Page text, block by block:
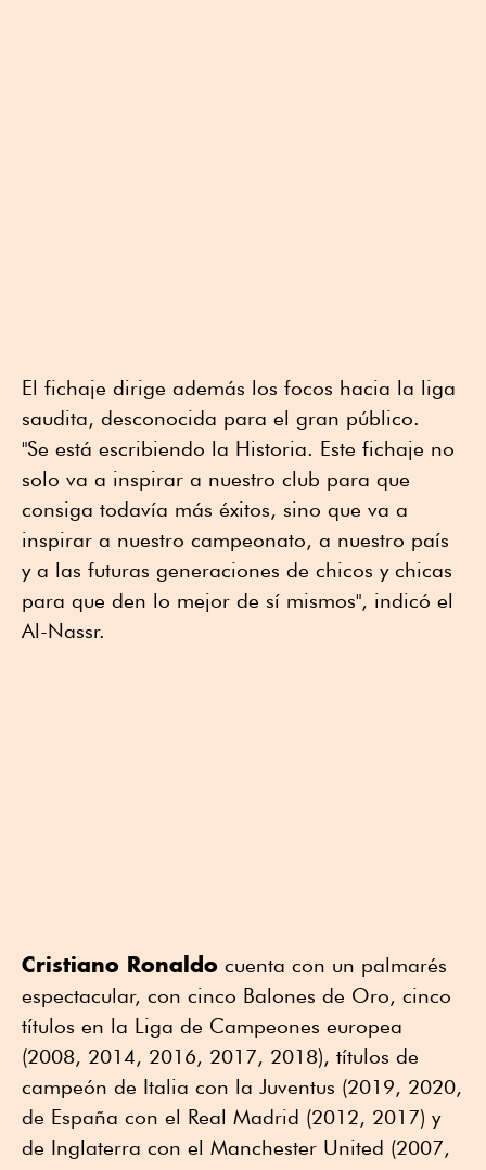
El fichaje dirige además los focos hacia la liga
saudita, desconocida para el gran público.
"Se está escribiendo la Historia. Este fichaje no
solo va a inspirar a nuestro club para que
consiga todavía más éxitos, sino que va a
inspirar a nuestro campeonato, a nuestro país
y a las futuras generaciones de chicos y chicas
para que den lo mejor de sí mismos", indicó el
Al-Nassr.
Cristiano Ronaldo cuenta con un palmarés
espectacular, con cinco Balones de Oro, cinco
títulos en la Liga de Campeones europea
(2008, 2014, 2016, 2017, 2018), títulos de
campeón de Italia con la Juventus (2019, 2020,
de España con el Real Madrid (2012, 2017) y
de Inglaterra con el Manchester United (2007,